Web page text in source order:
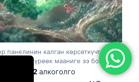
панелинин калган көрсөткүчтөрү
көбүрөөк мааниге ээ болот.
2 алкоголго